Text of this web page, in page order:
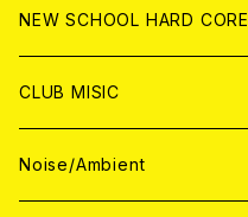
CD
ANALOG
CD
ANALOG
CD
ANALOG
WORLD
CD
ANALOG
JAPAN
CD
ANALOG
WORLD
CD
NEW SCHOOL HARD CORE
JAPAN
CD
WORLD
CLUB MISIC
JAPAN
Noise/Ambient